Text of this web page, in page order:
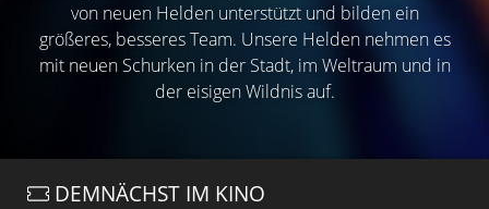
von neuen Helden unterstützt und bilden ein
größeres, besseres Team. Unsere Helden nehmen es
mit neuen Schurken in der Stadt, im Weltraum und in
der eisigen Wildnis auf.
DEMNÄCHST IM KINO